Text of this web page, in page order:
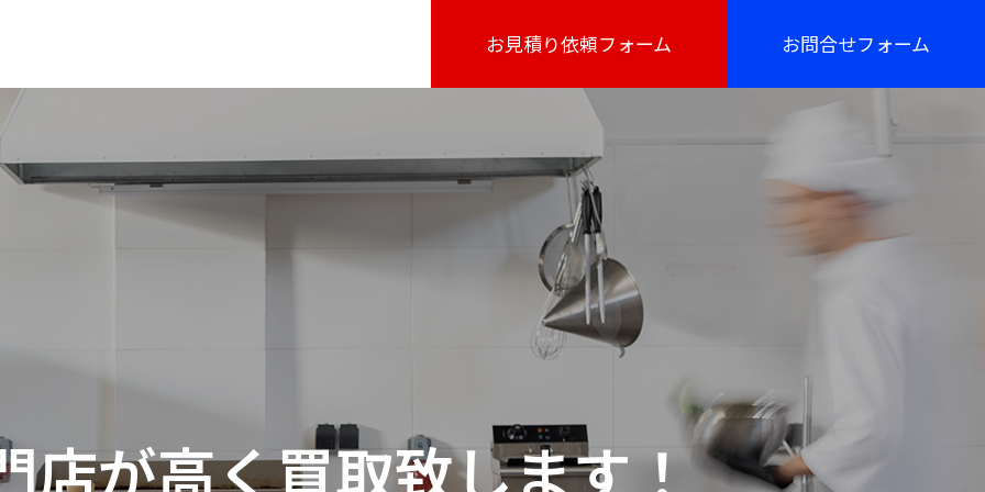
お見積り依頼フォーム お問合せフォーム
店が高く買取致します！